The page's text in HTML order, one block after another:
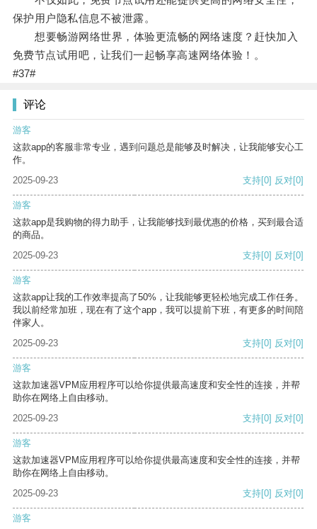
保护用户隐私信息不被泄露。
想要畅游网络世界，体验更流畅的网络速度？赶快加入
免费节点试用吧，让我们一起畅享高速网络体验！。
#37#
评论
游客
这款app的客服非常专业，遇到问题总是能够及时解决，让我能够安心工
作。
2025-09-23
支持[0] 反对[0]
游客
这款app是我购物的得力助手，让我能够找到最优惠的价格，买到最合适
的商品。
2025-09-23
支持[0] 反对[0]
游客
这款app让我的工作效率提高了50%，让我能够更轻松地完成工作任务。
我以前经常加班，现在有了这个app，我可以提前下班，有更多的时间陪
伴家人。
2025-09-23
支持[0] 反对[0]
游客
这款加速器VPM应用程序可以给你提供最高速度和安全性的连接，并帮
助你在网络上自由移动。
2025-09-23
支持[0] 反对[0]
游客
这款加速器VPM应用程序可以给你提供最高速度和安全性的连接，并帮
助你在网络上自由移动。
2025-09-23
支持[0] 反对[0]
游客